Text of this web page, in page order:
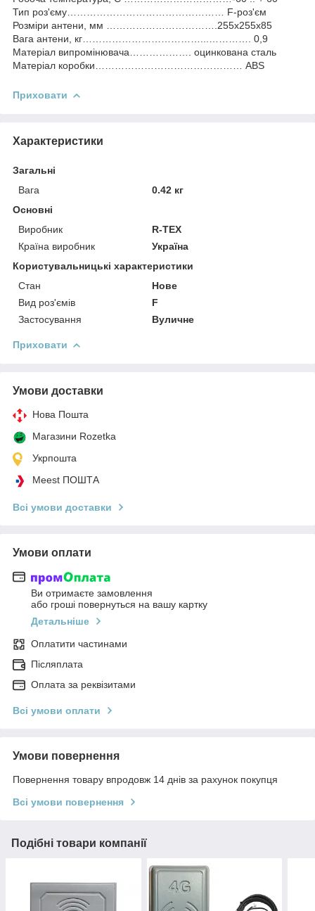
Тип роз'єму………………………………………… F-роз'єм
Розміри антени, мм …………………………….255х255х85
Вага антени, кг………………………………...…………. 0,9
Матеріал випромінювача………………. оцинкована сталь
Матеріал коробки……………………………………… ABS
Приховати
Характеристики
Загальні
Вага
0.42 кг
Основні
Виробник
R-TEX
Країна виробник
Україна
Користувальницькі характеристики
Стан
Нове
Вид роз'ємів
F
Застосування
Вуличне
Приховати
Умови доставки
Нова Пошта
Магазини Rozetka
Укрпошта
Meest ПОШТА
Всі умови доставки
Умови оплати
Ви отримаєте замовлення
або гроші повернуться на вашу картку
Детальніше
Оплатити частинами
Післяплата
Оплата за реквізитами
Всі умови оплати
Умови повернення
Повернення товару впродовж 14 днів за рахунок покупця
Всі умови повернення
Подібні товари компанії